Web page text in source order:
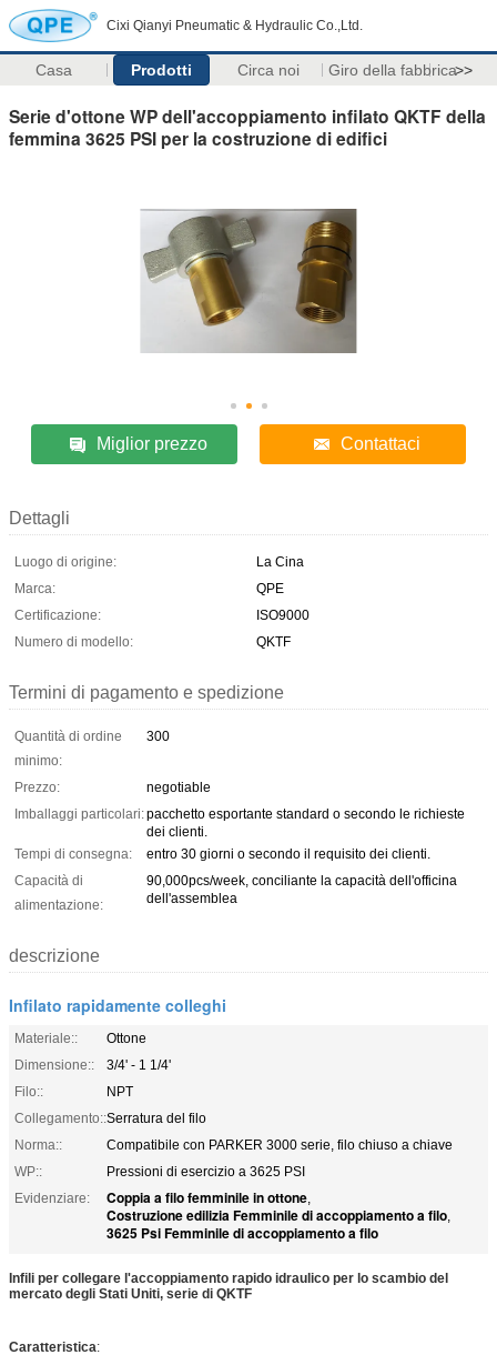
Cixi Qianyi Pneumatic & Hydraulic Co.,Ltd.
Casa Prodotti Circa noi Giro della fabbrica>>
Serie d'ottone WP dell'accoppiamento infilato QKTF della
femmina 3625 PSI per la costruzione di edifici
Miglior prezzo Contattaci
Dettagli
Luogo di origine:
La Cina
Marca:
QPE
Certificazione:
ISO9000
Numero di modello:
QKTF
Termini di pagamento e spedizione
Quantità di ordine
minimo:
300
Prezzo:
negotiable
Imballaggi particolari:pacchetto esportante standard o secondo le richieste
dei clienti.
Tempi di consegna:
entro 30 giorni o secondo il requisito dei clienti.
Capacità di
alimentazione:
90,000pcs/week, conciliante la capacità dell'officina
dell'assemblea
descrizione
Infilato rapidamente colleghi
Materiale::
Ottone
Dimensione::
3/4' - 1 1/4'
Filo::
NPT
Collegamento::Serratura del filo
Norma::
Compatibile con PARKER 3000 serie, filo chiuso a chiave
WP::
Pressioni di esercizio a 3625 PSI
Evidenziare:
Coppia a filo femminile in ottone,
Costruzione edilizia Femminile di accoppiamento a filo,
3625 Psi Femminile di accoppiamento a filo
Infili per collegare l'accoppiamento rapido idraulico per lo scambio del
mercato degli Stati Uniti, serie di QKTF
Caratteristica: